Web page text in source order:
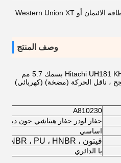
وصف المنتج
A810230 O-RING لشركة Hitachi UH181 KH150 بسمك 5.7 مم
، ناقل الحركة (مضخة) (كهربائي)
A810230
حفار لودر حفار هيتاشي جون ديري
اساسي
فيتون ، NBR ، PU ، HNBR ، السيليكون
يا الدائري